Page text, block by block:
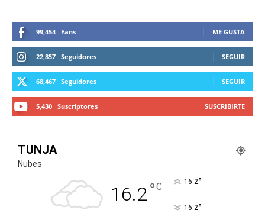
99,454 Fans ME GUSTA
22,857 Seguidores SEGUIR
68,467 Seguidores SEGUIR
5,430 Suscriptores SUSCRIBIRTE
TUNJA
Nubes
16.2°C 16.2°
16.2°